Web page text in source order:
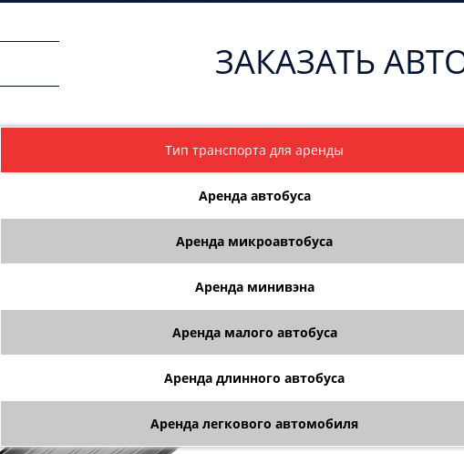
ЗАКАЗАТЬ
Тип транспорта для аренды
Аренда автобуса
Аренда микроавтобуса
Аренда минивэна
Аренда малого автобуса
Аренда длинного автобуса
Аренда легкового автомобиля